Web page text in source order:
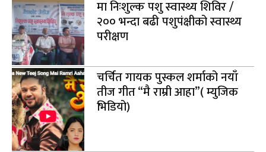
मा निःशुल्क पशु स्वास्थ्य शिविर /
२०० भन्दा बढी पशुपंक्षीको स्वास्थ्य
परीक्षण
चर्चित गायक पुस्कल शर्माको नयाँ
तीज गीत “मै राम्री आहा”( म्युजिक
भिडियो)